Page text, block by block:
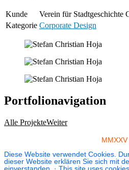
Kunde
Verein für Stadtgeschichte
Kategorie Corporate Design
Portfolionavigation
Alle ProjekteWeiter
MMXXV
Diese Website verwendet Cookies.
dieser Website erklären Sie sich mit
einverstanden. · This site uses